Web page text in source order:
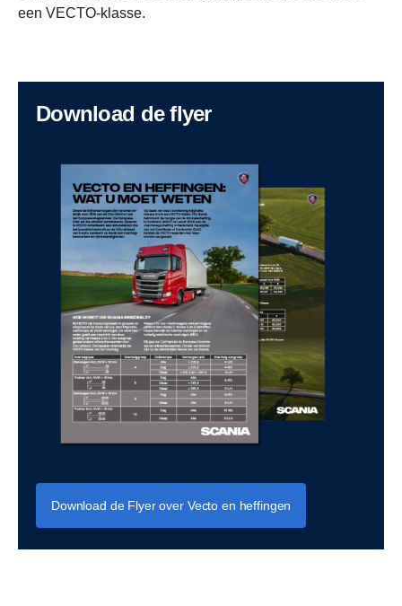
een VECTO-klasse.
Download de flyer
Download de Flyer over Vecto en heffingen